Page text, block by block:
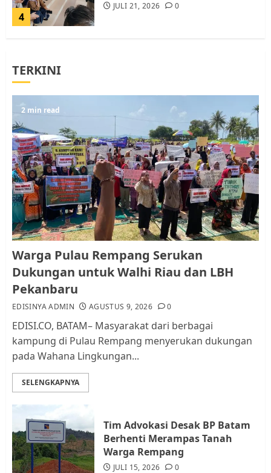
4
JULI 21, 2026 0
5
Resahkan Warga
JULI 17, 2026 0
1
Warga Pulau Rempang Serukan
Dukungan untuk Walhi Riau
dan LBH Pekanbaru
AGUSTUS 9, 2026 0
2
Pemko Batam Tegaskan RT dan
RW bukan Petugas Pendataan
dan Pemungutan Pajak
3
Kader Pajak jadi Penghubung
Pemerintah dan Masyarakat di
Datangi Pemko Batam, Warga
Rempang Protes Lahan Mereka
Diambil untuk Sekolah Rakyat
TERKINI
2 min read
Warga Pulau Rempang Serukan
Dukungan untuk Walhi Riau dan LBH
Pekanbaru
EDISINYA ADMIN AGUSTUS 9, 2026 0
EDISI.CO, BATAM– Masyarakat dari berbagai
kampung di Pulau Rempang menyerukan dukungan
pada Wahana Lingkungan...
SELENGKAPNYA
Tim Advokasi Desak BP Batam
Berhenti Merampas Tanah
Warga Rempang
JULI 15, 2026 0